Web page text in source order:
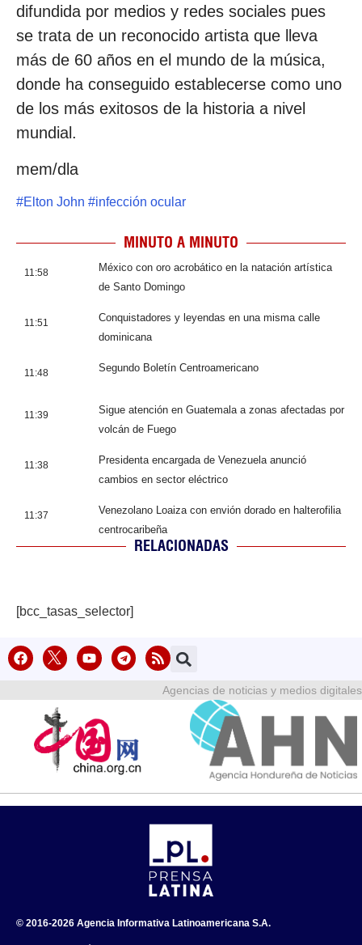
difundida por medios y redes sociales pues
se trata de un reconocido artista que lleva
más de 60 años en el mundo de la música,
donde ha conseguido establecerse como uno
de los más exitosos de la historia a nivel
mundial.
mem/dla
#Elton John #infección ocular
MINUTO A MINUTO
11:58
México con oro acrobático en la natación artística
de Santo Domingo
11:51
Conquistadores y leyendas en una misma calle
dominicana
11:48 Segundo Boletín Centroamericano
11:39
Sigue atención en Guatemala a zonas afectadas por
volcán de Fuego
11:38
Presidenta encargada de Venezuela anunció
cambios en sector eléctrico
11:37
Venezolano Loaiza con envión dorado en halterofilia
centrocaribeña
RELACIONADAS
[bcc_tasas_selector]
Agencias de noticias y medios digitales
© 2016-2026 Agencia Informativa Latinoamericana S.A.